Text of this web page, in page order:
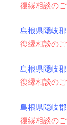
復縁相談の
島根県隠岐
復縁相談の
島根県隠岐
復縁相談の
島根県隠岐
復縁相談の